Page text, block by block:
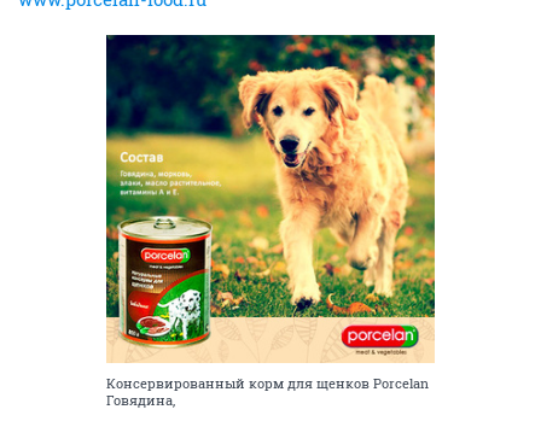
Консервированный корм для щенков Porcelan
Говядина,